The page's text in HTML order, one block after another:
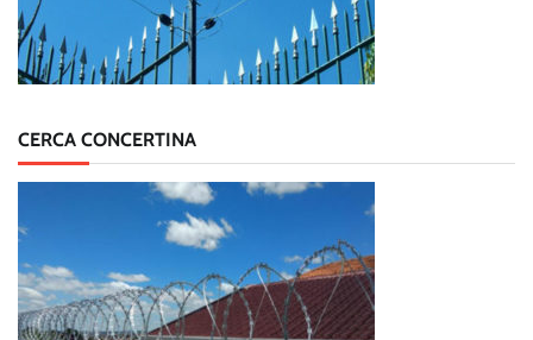
CERCA CONCERTINA